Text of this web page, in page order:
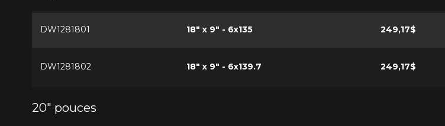
DW1281801 18" x 9" - 6x135 249,17$
DW1281802 18" x 9" - 6x139.7 249,17$
20" pouces